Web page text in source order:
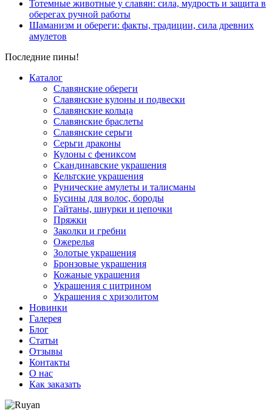
Тотемные животные у славян: сила, мудрость и защита в
оберегах ручной работы
Шаманизм и обереги: факты, традиции, сила древних
амулетов
Последние пины!
Каталог
Славянские обереги
Славянские кулоны и подвески
Славянские кольца
Славянские браслеты
Славянские серьги
Серьги драконы
Кулоны с фениксом
Скандинавские украшения
Кельтские украшения
Рунические амулеты и талисманы
Бусины для волос, бороды
Гайтаны, шнурки и цепочки
Пряжки
Заколки и гребни
Ожерелья
Золотые украшения
Бронзовые украшения
Кожаные украшения
Украшения с цитрином
Украшения с хризолитом
Новинки
Галерея
Блог
Статьи
Отзывы
Контакты
О нас
Как заказать